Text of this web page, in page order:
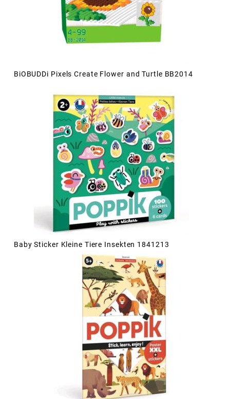
BiOBUDDi Pixels Create Flower and Turtle BB2014
Baby Sticker Kleine Tiere Insekten 1841213